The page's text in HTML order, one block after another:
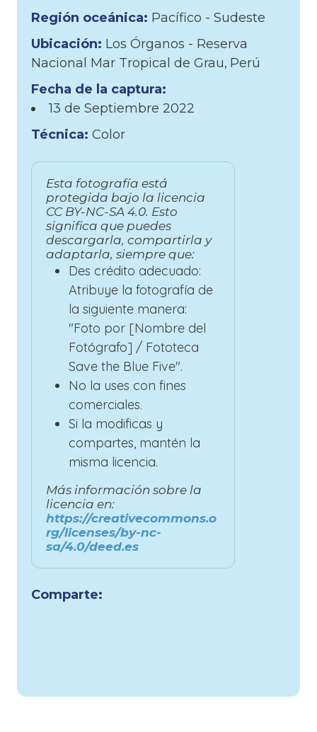
Región oceánica: Pacífico - Sudeste
Ubicación: Los Órganos - Reserva
Nacional Mar Tropical de Grau Perú
Fecha de la captura:
13 de Septiembre 2022
Técnica: Color
Esta fotografía está
protegida bajo la licencia
CC BY-NC-SA 4.0. Esto
significa que puedes
descargarla, compartirla y
adaptarla, siempre que:
Des crédito adecuado:
Atribuye la fotografía de
la siguiente manera:
"Foto por [Nombre del
Fotógrafo] / Fototeca
Save the Blue Five".
No la uses con fines
comerciales.
Si la modificas y
compartes, mantén la
misma licencia.
Más información sobre la
licencia en:
https://creativecommons.o
rg/licenses/by-nc-
sa/4.0/deed.es
Comparte: